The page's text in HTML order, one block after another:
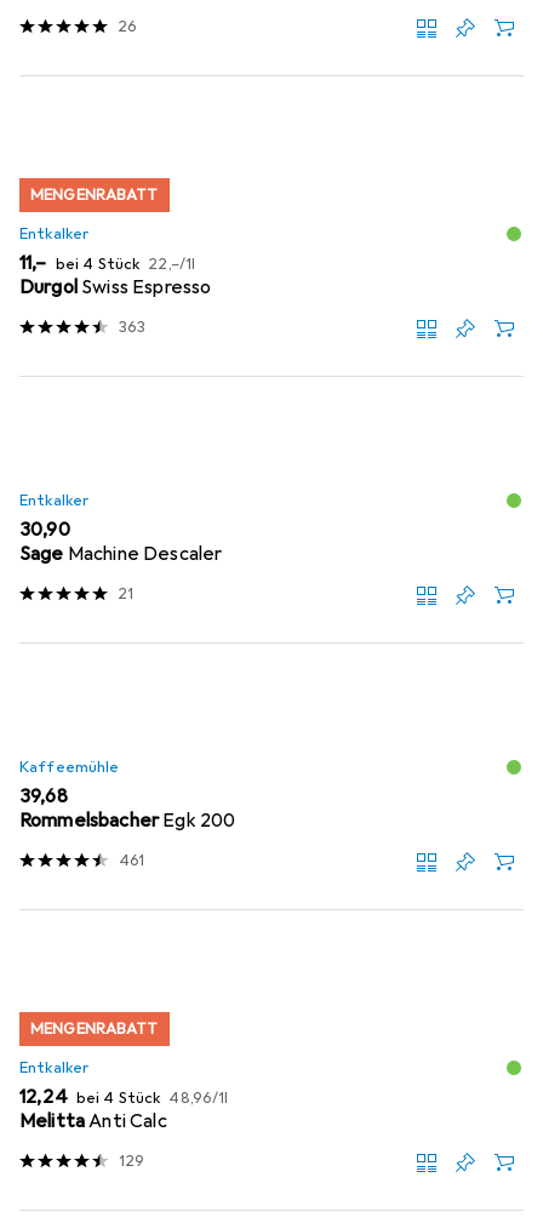
26
MENGENRABATT
Entkalker
EUR
11,– bei 4 Stück EUR
22,–/1l
Durgol Swiss Espresso
363
Entkalker
EUR
30,90
Sage Machine Descaler
21
Kaffeemühle
EUR
39,68
RommelsbacherEgk 200
461
MENGENRABATT
Entkalker
EUR
12,24 bei 4 Stück EUR
48,96/1l
MelittaAnti Calc
129